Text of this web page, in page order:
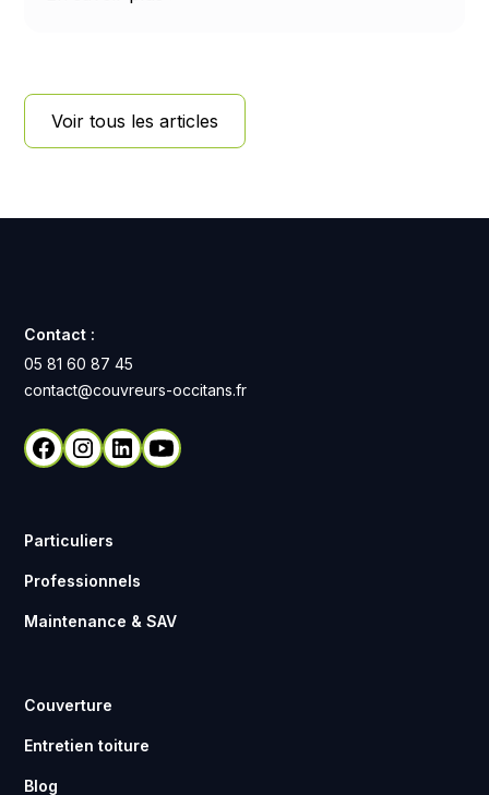
Voir tous les articles
Contact :
05 81 60 87 45
contact@couvreurs-occitans.fr
Particuliers
Professionnels
Maintenance & SAV
Couverture
Entretien toiture
Blog